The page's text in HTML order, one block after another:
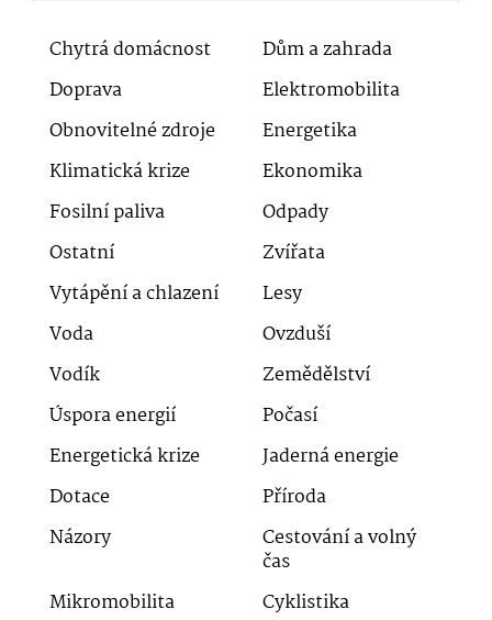
Chytrá domácnost
Dům a zahrada
Doprava
Elektromobilita
Obnovitelné zdroje
Energetika
Klimatická krize
Ekonomika
Fosilní paliva
Odpady
Ostatní
Zvířata
Vytápění a chlazení
Lesy
Voda
Ovzduší
Vodík
Zemědělství
Úspora energií
Počasí
Energetická krize
Jaderná energie
Dotace
Příroda
Názory
Cestování a volný
čas
Mikromobilita
Cyklistika